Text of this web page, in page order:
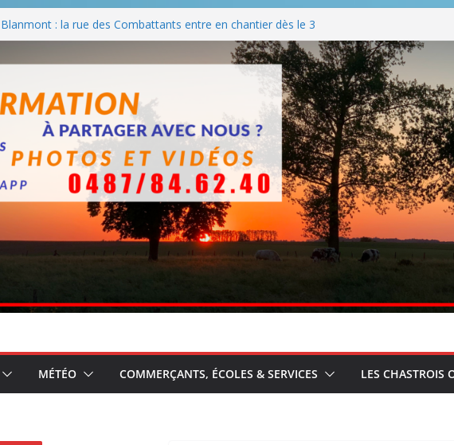
Blanmont : la rue des Combattants entre en chantier dès le 3
août
Une fête nationale sans drache
MÉTÉO COMMERÇANTS, ÉCOLES & SERVICES LES CHASTROIS